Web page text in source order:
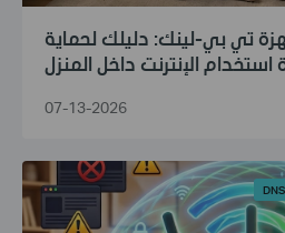
تي بي-لينك: دليلك لحماية
استخدام الإنترنت داخل المنزل
07-13-2026
DNS